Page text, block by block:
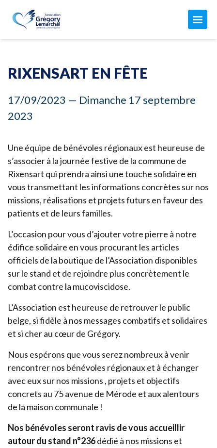
Mon compte
L'association
Nos finances
Qu'est-ce que c'est ?
Les soins
Les CRCM
ACTUALITÉS
Nos manifestations
AGISSEZ AVEC NOUS
Comment nous aider
Faire un don ↗︎
Donner chaque mois
Devenir adhérent
Devenir bénévole
Organiser un événement
Pour les écoles
Legs & Assurance-vie
Lancer une collecte
Devenir partenaire
ADHÉSION 2026 ↗︎
Adhérer ou renouveler votre adhésion par CB
Adhérer par prélèvement automatique
JE FAIS UN DON
RIXENSART EN FÊTE
17/09/2023 — Dimanche 17septembre
2023
Une équipe de bénévoles régionaux est heureuse de
s’associer à la journée festive de la commune de
Rixensart qui prendra ainsi une touche solidaire en
vous transmettant les informations concrètes sur nos
missions, réalisations et projets futurs en faveur des
patients et de leurs familles.
L’occasion pour vous d’ajouter votre pierre à notre
édifice solidaire en vous procurant les articles
officiels de la boutique de l’Association disponibles
sur le stand et de rejoindre plus concrètement le
combat contre la mucoviscidose.
L’Association est heureuse de retrouver le public
belge, si fidèle à nos messages combatifs et solidaires
et si cher au cœur de Grégory.
Nous espérons que vous serez nombreux à venir
rencontrer nos bénévoles régionaux et à échanger
avec eux sur nos missions , projets et objectifs
concrets au 75avenue de Mérode et aux alentours
de la maison communale !
Nos bénévoles seront ravis de vous accueillir
autour du stand n°236dédié à nos missions et